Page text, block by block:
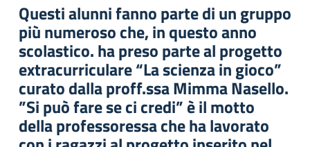
Questi alunni fanno parte di un gruppo
più numeroso che, in questo anno
scolastico. ha preso parte al progetto
extracurriculare “La scienza in gioco”
curato dalla proff.ssa Mimma Nasello.
”Si può fare se ci credi” è il motto
della professoressa che ha lavorato